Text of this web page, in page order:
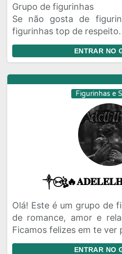
Grupo de figurinhas
Se não gosta de
figurinhas top de respeito.
ENTRAR NO
Figurinhas e
Olá! Este é um grupo de
de romance, amor e
Ficamos felizes em te ver
ENTRAR NO